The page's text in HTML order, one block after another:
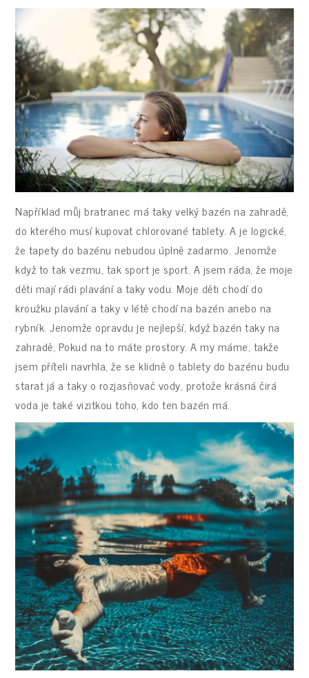
Například můj bratranec má taky velký bazén na zahradě,
do kterého musí kupovat chlorované tablety. A je logické,
že tapety do bazénu nebudou úplně zadarmo. Jenomže
když to tak vezmu, tak sport je sport. A jsem ráda, že moje
děti mají rádi plavání a taky vodu. Moje děti chodí do
kroužku plavání a taky v létě chodí na bazén anebo na
rybník. Jenomže opravdu je nejlepší, když bazén taky na
zahradě, Pokud na to máte prostory. A my máme, takže
jsem příteli navrhla, že se klidně o tablety do bazénu budu
starat já a taky o rozjasňovač vody, protože krásná čirá
voda je také vizitkou toho, kdo ten bazén má.